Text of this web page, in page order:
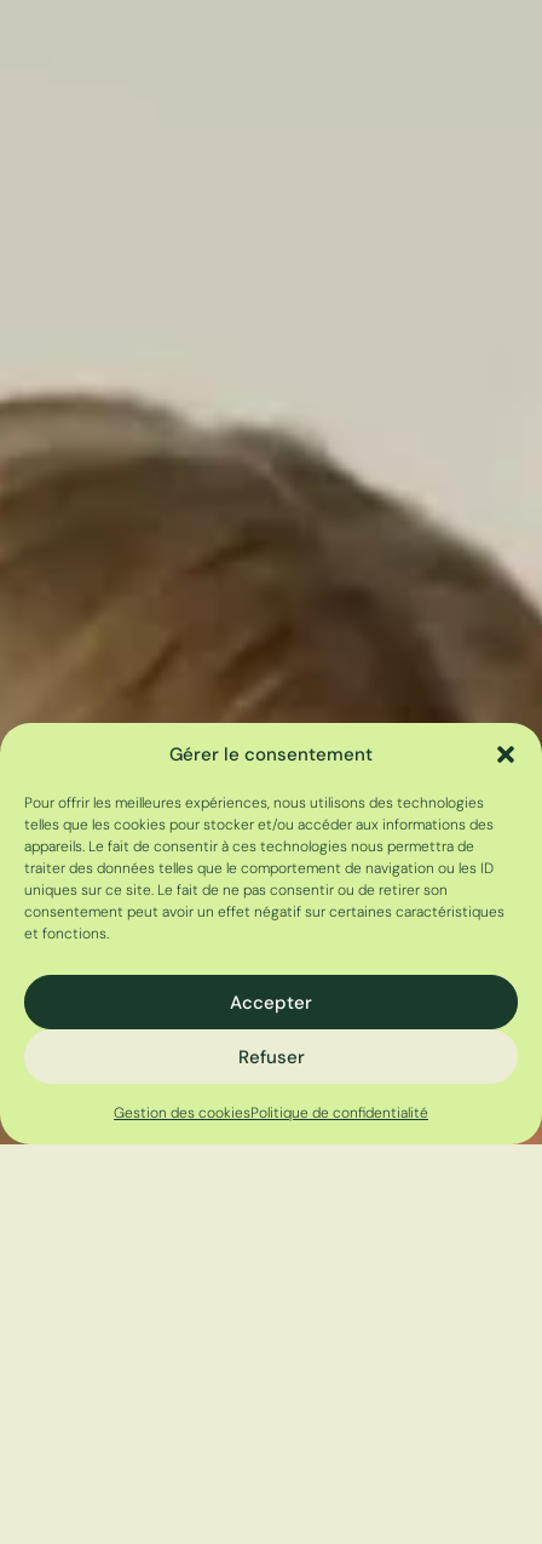
Gérer le consentement
Pour offrir les meilleures expériences, nous utilisons des technologies
telles que les cookies pour stocker et/ou accéder aux informations des
appareils. Le fait de consentir à ces technologies nous permettra de
traiter des données telles que le comportement de navigation ou les ID
uniques sur ce site. Le fait de ne pas consentir ou de retirer son
consentement peut avoir un effet négatif sur certaines caractéristiques
et fonctions.
Accepter
Refuser
Gestion des cookiesPolitique de confidentialité